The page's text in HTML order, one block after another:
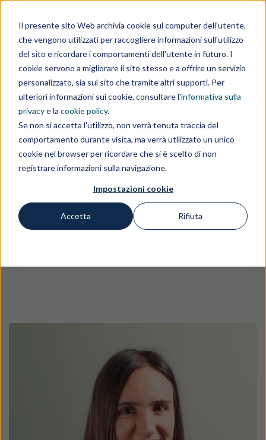
Il presente sito Web archivia cookie sul computer dell'utente,
che vengono utilizzati per raccogliere informazioni sull'utilizzo
del sito e ricordare i comportamenti dell'utente in futuro. I
cookie servono a migliorare il sito stesso e a offrire un servizio
personalizzato, sia sul sito che tramite altri supporti. Per
ulteriori informazioni sui cookie, consultare l'informativa sulla
privacye la cookie policy.
Se non si accetta l'utilizzo, non verrà tenuta traccia del
comportamento durante visita, ma verrà utilizzato un unico
cookie nel browser per ricordare che si è scelto di non
registrare informazioni sulla navigazione.
Impostazioni cookie
Accetta Rifiuta
IL GRUPPO
Floriana Aloi